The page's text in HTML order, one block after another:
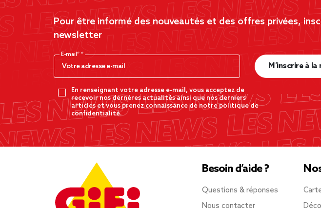
Pour être informé des nouveautés et des offres privées,
newsletter
E-mail*
En renseignant votre adresse e-mail, vous acceptez de
recevoir nos dernères actualités ainsi que nos derniers
articles et vous prenez connaissance de notre politique de
confidentialité.
M’inscrire à
Besoin d’aide ?
Questions & réponses
Nous contacter